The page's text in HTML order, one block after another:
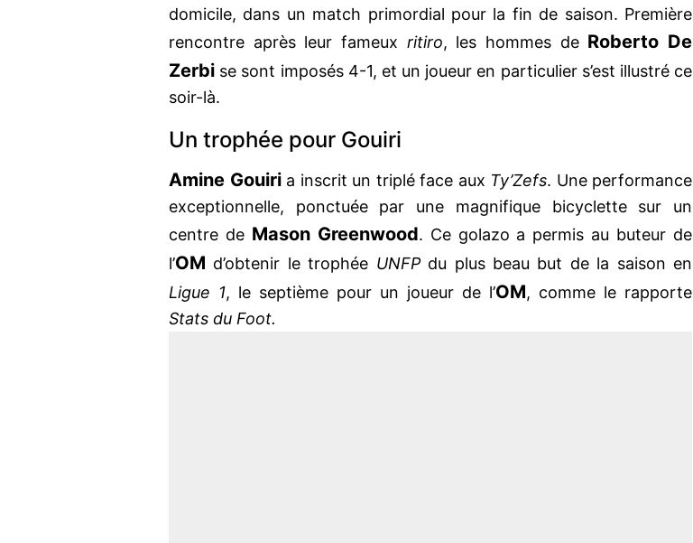
domicile, dans un match primordial pour la fin de saison. Première
rencontre après leur fameux ritiro, les hommes de Roberto De
Zerbi se sont imposés 4-1, et un joueur en particulier s’est illustré ce
soir-là.
Un trophée pour Gouiri
Amine Gouiria inscrit un triplé face aux Ty’Zefs. Une performance
exceptionnelle, ponctuée par une magnifique bicyclette sur un
centre de Mason Greenwood. Ce golazo a permis au buteur de
l’OM d’obtenir le trophée UNFPdu plus beau but de la saison en
Ligue 1, le septième pour un joueur de l’OM, comme le rapporte
Stats du Foot.